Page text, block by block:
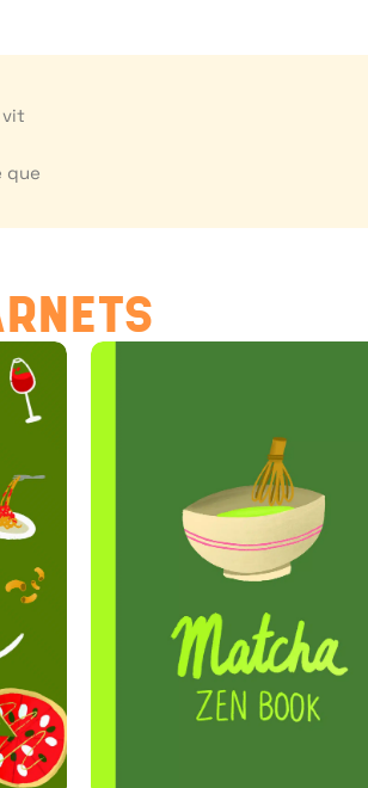
vit
que
Hello Editions
Nous revenons vers vous rapidement
Bonjour 👋